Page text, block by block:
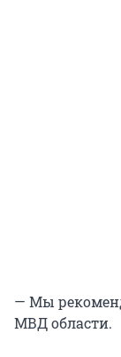
— Мы
МВД области.